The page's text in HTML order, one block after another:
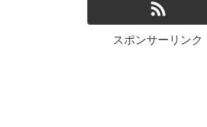
スポンサーリンク